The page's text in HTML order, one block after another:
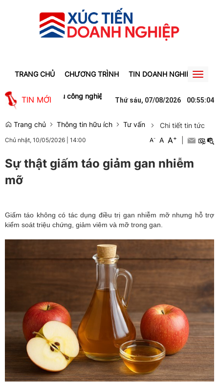
TRANG CHỦ CHƯƠNG TRÌNH TIN DOANH NGHIỆP Toggle
TIN MỚI
trong các khu công nghiệp ở Lâm Đồng săn đón Lào Cai:
Thứ sáu, 07/08/2026 00:55:04
Trang chủ Thông tin hữu ích Tư vấn Chi tiết tin tức
Chủ nhật, 10/05/2026 14:00 A- A A+
Sự thật giấm táo giảm gan nhiễm
mỡ
Giấm táo không có tác dụng điều trị gan nhiễm mỡ nhưng hỗ trợ
kiểm soát triệu chứng, giảm viêm và mỡ trong gan.